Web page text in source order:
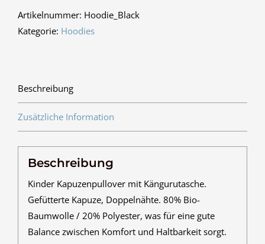
Black
Menge
Artikelnummer: Hoodie_Black
Kategorie: Hoodies
Beschreibung
Zusätzliche Information
Beschreibung
Kinder Kapuzenpullover mit Kängurutasche.
Gefütterte Kapuze, Doppelnähte. 80% Bio-
Baumwolle / 20% Polyester, was für eine gute
Balance zwischen Komfort und Haltbarkeit sorgt.